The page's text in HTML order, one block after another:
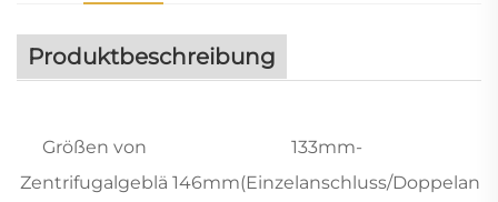
Produktbeschreibung
Größen von
Zentrifugalgeblä
133mm-
146mm(Einzelanschluss/Doppelan